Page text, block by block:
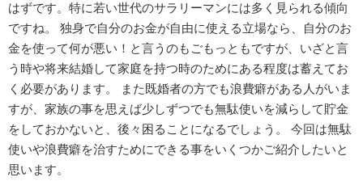
はずです。特に若い世代のサラリーマンには多く見られる傾向
ですね。 独身で自分のお金が自由に使える立場なら、自分のお
金を使って何が悪い！と言うのもごもっともですが、いざと言
う時や将来結婚して家庭を持つ時のためにある程度は蓄えてお
く必要があります。 また既婚者の方でも浪費癖がある人がいま
すが、家族の事を思えば少しずつでも無駄使いを減らして貯金
をしておかないと、後々困ることになるでしょう。 今回は無駄
使いや浪費癖を治すためにできる事をいくつかご紹介したいと
思います。